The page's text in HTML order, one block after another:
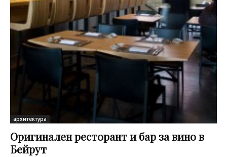
архитектура
Оригинален ресторант и бар за вино в
Бейрут